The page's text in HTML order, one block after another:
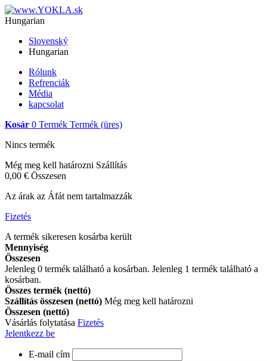
Hungarian
Slovenský
Hungarian
Rólunk
Refrenciák
Média
kapcsolat
Kosár 0 Termék Termék (üres)
Nincs termék
Még meg kell határozni Szállítás
0,00 € Összesen
Az árak az Áfát nem tartalmazzák
Fizetés
A termék sikeresen kosárba került
Mennyiség
Összesen
Jelenleg 0 termék található a kosárban. Jelenleg 1 termék található a
kosárban.
Összes termék (nettó)
Szállítás összesen (nettó) Még meg kell határozni
Összesen (nettó)
Vásárlás folytatása Fizetés
Jelentkezz be
E-mail cím